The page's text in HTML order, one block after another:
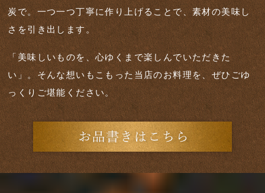
炭で。一つ一つ丁寧に作り上げることで、素材の美味し
さを引き出します。
「美味しいものを、心ゆくまで楽しんでいただきた
い」。そんな想いもこもった当店のお料理を、ぜひごゆ
っくりご堪能ください。